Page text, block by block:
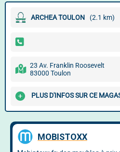
ARCHEA TOULON (2.1 km)
23 Av. Franklin Roosevelt
83000 Toulon
PLUS D'INFOS SUR CE